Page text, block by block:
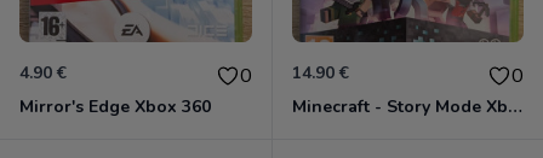
4.90 € 0
Mirror's Edge Xbox 360
14.90 € 0
Minecraft - Story Mode Xbox 360